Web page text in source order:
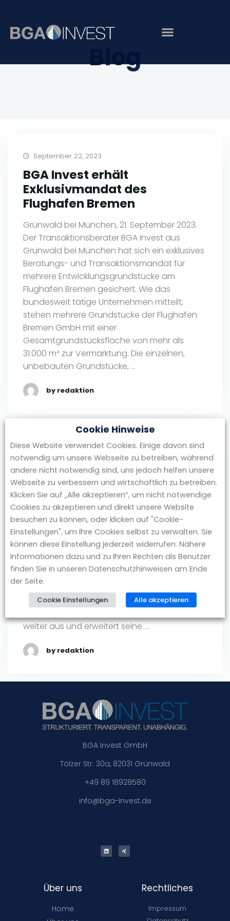
Blog
September 22, 2023
BGA Invest erhält
Exklusivmandat des
Flughafen Bremen
Grünwald bei München, 21. September 2023.
Der Transaktionsberater BGA Invest aus
Grünwald bei München hat sich ein exklusives
Beratungs- und Transaktionsmandat für
mehrere Entwicklungsgrundstücke am
Flughafen Bremen gesichert. Wie das
bundesweit tätige Unternehmen mitteilt,
stehen mehrere Grundstücke der Flughafen
Bremen GmbH mit einer
Gesamtgrundstücksfläche von mehr als
31.000 m² zur Vermarktung. Die einzelnen,
unbebauten Grundstücke, …
by redaktion
September 22, 2023
BGA Invest: Neue Kooperation
mit der Bank Julius Bär
Grünwald bei München, 20. September 2023.
Der Transaktionsberater BGA Invest und die
Bank Julius Bär Deutschland AG geben ihre
neue Kooperation bekannt. Im Rahmen der
Zusammenarbeit wird BGA Invest die
renommierte Privatbank bei
kundenbezogenen Transaktionsprozessen
von Immobilien in verschiedenen Assetklassen
begleiten. Der Transaktionsberater baut mit
weiter aus und erweitert seine …
by redaktion
BGA Invest GmbH
Tölzer Str. 30a, 82031 Grünwald
+49 89 18928580
info@bga-invest.de
Über uns
Home
Rechtliches
Impressum
Cookie Hinweise
Diese Website verwendet Cookies. Einige davon sind
notwendig um unsere Webseite zu betreiben, während
andere nicht notwendig sind, uns jedoch helfen unsere
Webseite zu verbessern und wirtschaftlich zu betreiben.
Klicken Sie auf „Alle akzeptieren“, um nicht notwendige
Cookies zu akzeptieren und direkt unsere Website
besuchen zu können, oder klicken auf "Cookie-
Einstellungen", um Ihre Cookies selbst zu verwalten. Sie
können diese Einstellung jederzeit widerrufen. Nähere
Informationen dazu und zu Ihren Rechten als Benutzer
finden Sie in unseren Datenschutzhinweisen am Ende
der Seite.
Cookie Einstellungen Alle akzeptieren